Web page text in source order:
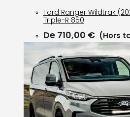
Ford Ranger Wildtrak
Triple-R 850
De 710,00 € (Hors